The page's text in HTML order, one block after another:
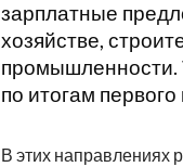
зарплатные
хозяйстве,
промышленности.
по итогам
В этих направлениях